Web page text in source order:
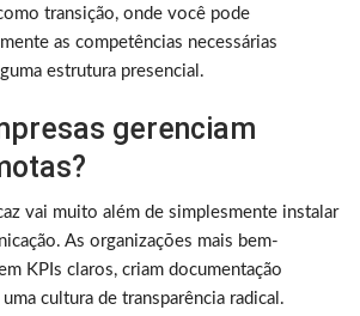
transição, onde você pode
as competências necessárias
estrutura presencial.
gerenciam
vai muito além de simplesmente instalar
As organizações mais bem-
KPIs claros, criam documentação
cultura de transparência radical.